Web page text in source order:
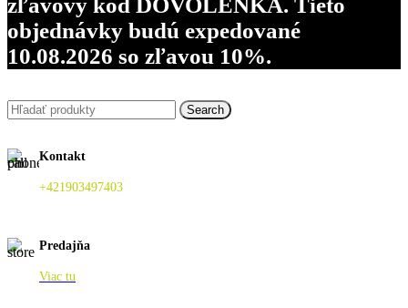
zľavový kód DOVOLENKA. Tieto
objednávky budú expedované
10.08.2026 so zľavou 10%.
Search
Kontakt
+421903497403
Predajňa
Viac tu